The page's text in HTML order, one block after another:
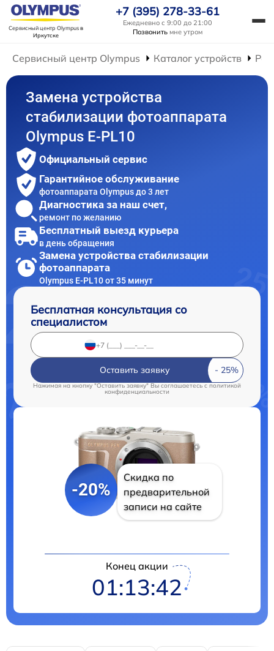
Сервисный центр Olympusв
Иркутске
+7 (395) 278-33-61
Ежедневно с 9:00 до 21:00
Позвонить мне утром
Сервисный центр Olympus Каталог устройств
Замена устройства
стабилизации фотоаппарата
Olympus E‑PL10
Официальный сервис
Гарантийное обслуживание
фотоаппарата Olympus до 3 лет
Диагностика за наш счет,
ремонт по желанию
Бесплатный выезд курьера
в день обращения
Замена устройства стабилизации
фотоаппарата
Olympus E‑PL10 от 35 минут
Бесплатная консультация со
специалистом
Оставить заявку
Нажимая на кнопку "Оставить заявку" Вы соглашаетесь c политикой
конфиденциальности
-20%
Скидка по
предварительной
записи на сайте
Конец акции
01:13:41